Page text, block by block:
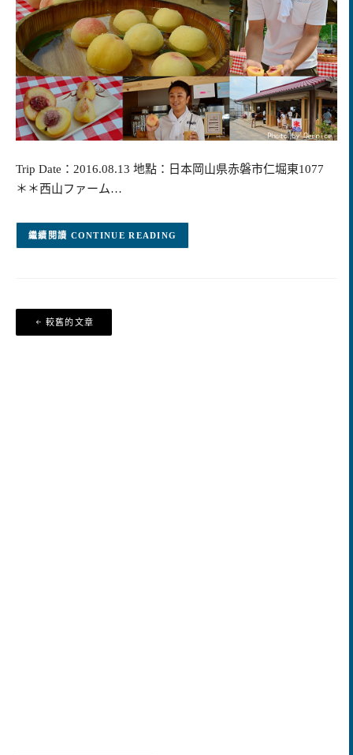
Trip Date：2016.08.13 地點：日本岡山県赤磐市仁堀東1077
＊＊西山ファーム…
CONTINUE READING
文
章
較舊的文章